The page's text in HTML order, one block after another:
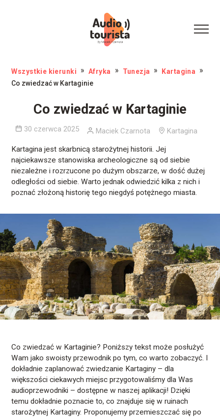
Wszystkie kierunki Afryka Tunezja
Kartagina
Co zwiedzać w Kartaginie
Co zwiedzać w Kartaginie
30 czerwca 2025 Maciek Czarnota Kartagina
Kartagina jest skarbnicą starożytnej historii. Jej
najciekawsze stanowiska archeologiczne są od siebie
niezależne i rozrzucone po dużym obszarze, w dość dużej
odległości od siebie. Warto jednak odwiedzić kilka z nich i
poznać złożoną historię tego niegdyś potężnego miasta.
Co zwiedzać w Kartaginie? Poniższy tekst może posłużyć
Wam jako swoisty przewodnik po tym, co warto zobaczyć. I
dokładnie zaplanować zwiedzanie Kartaginy – dla
większości ciekawych miejsc przygotowaliśmy dla Was
audioprzewodniki – dostępne w naszej aplikacji! Dzięki
temu dokładnie poznacie to, co znajduje się w ruinach
starożytnej Kartaginy. Proponujemy przemieszczać się po